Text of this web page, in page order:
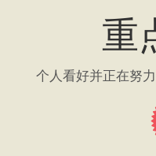
重
个人看好并正在努